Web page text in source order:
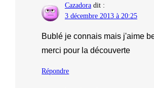
Cazadora dit :
3 décembre 2013 à 20:25
Bublé je connais mais j'aime
merci pour la découverte
Répondre